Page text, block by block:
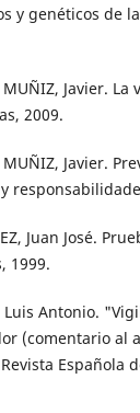
y genéticos de
MUÑIZ, Javier.
2009.
MUÑIZ, Javier.
Juan José.
1999.
Luis Antonio.
(comentario al
Española